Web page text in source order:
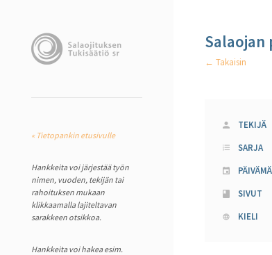
« Tietopankin etusivulle
Hankkeita voi järjestää työn
nimen, vuoden, tekijän tai
rahoituksen mukaan
klikkaamalla lajiteltavan
sarakkeen otsikkoa.
Hankkeita voi hakea esim.
Salaojan
← Takaisin
TEKIJÄ
SARJA
SIVUT
KIELI